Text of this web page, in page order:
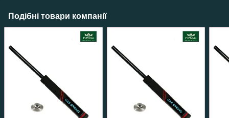
Подібні товари компанії